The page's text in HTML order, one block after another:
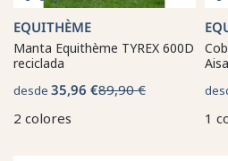
EQUITHÈME
Manta Equithème TYREX 600D
reciclada
desde 35,96 €89,90 €
2 colores
1